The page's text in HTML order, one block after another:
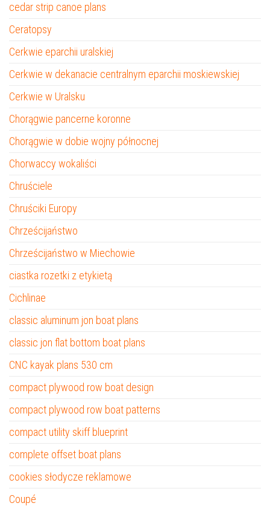
cedar strip canoe plans
Ceratopsy
Cerkwie eparchii uralskiej
Cerkwie w dekanacie centralnym eparchii moskiewskiej
Cerkwie w Uralsku
Chorągwie pancerne koronne
Chorągwie w dobie wojny północnej
Chorwaccy wokaliści
Chruściele
Chruściki Europy
Chrześcijaństwo
Chrześcijaństwo w Miechowie
ciastka rozetki z etykietą
Cichlinae
classic aluminum jon boat plans
classic jon flat bottom boat plans
CNC kayak plans 530 cm
compact plywood row boat design
compact plywood row boat patterns
compact utility skiff blueprint
complete offset boat plans
cookies słodycze reklamowe
Coupé